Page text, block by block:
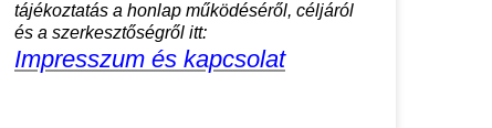
tájékoztatás a honlap működéséről, céljáról
és a szerkesztőségről itt:
Impresszum és kapcsolat